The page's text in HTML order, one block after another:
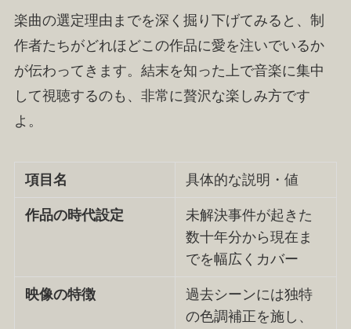
楽曲の選定理由までを深く掘り下げてみると、制
作者たちがどれほどこの作品に愛を注いでいるか
が伝わってきます。結末を知った上で音楽に集中
して視聴するのも、非常に贅沢な楽しみ方です
よ。
項目名 具体的な説明・値
作品の時代設定
未解決事件が起きた
数十年分から現在ま
でを幅広くカバー
映像の特徴
過去シーンには独特
の色調補正を施し、